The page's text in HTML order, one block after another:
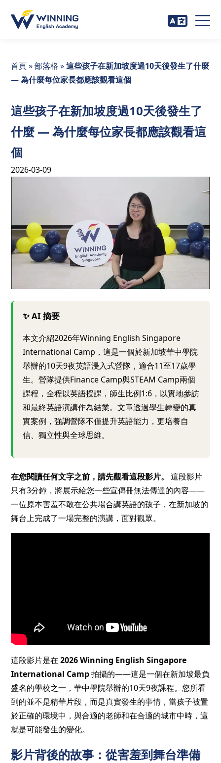
首頁»部落格 »這些孩子在新加坡度過10天後發生了什麼
— 為什麼每位家長都應該觀看這個
這些孩子在新加坡度過10天後發生了
什麼 — 為什麼每位家長都應該觀看這
個
2026-03-09
✨ AI 摘要
本文介紹2026年Winning English Singapore
International Camp，這是一個於新加坡華中學院
舉辦的10天9夜英語浸入式營隊，適合11至17歲學
生。營隊提供Finance Camp與STEAM Camp兩個
課程，全程以英語授課，師生比例1:6，以實地參訪
和最終英語演講作為結業。文章透過學生轉變的真
實案例，強調營隊不僅提升英語能力，更培養自
信、獨立性與全球思維。
在您閱讀任何文字之前，請先觀看這段影片。
這段影片
只有3分鐘，將展示給您一些宣傳冊無法傳達的內容——
一位原本害羞不敢在公共場合講英語的孩子，在新加坡的
舞台上完成了一場完整的演講，面對觀眾。
這段影片是在2026 Winning English Singapore
International Camp拍攝的——這是一個在新加坡最負
盛名的學校之一，華中學院舉辦的10天9夜課程。您所看
到的並不是精華片段，而是真實發生的事情，當孩子被置
於正確的環境中，與合適的老師和在合適的城市中時，這
就是可能發生的變化。
影片背後的故事：從害羞到舞台準備